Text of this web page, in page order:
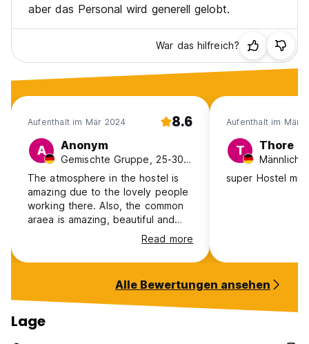
aber das Personal wird generell gelobt.
War das hilfreich?
Aufenthalt im Mär 2024 8.6
A Anonym
Gemischte Gruppe, 25-30, Deutschland
The atmosphere in the hostel is
amazing due to the lovely people
working there. Also, the common
araea is amazing, beautiful and
cozy. Internat is very good and
was clean and hot, the toilet could
Read more
Aufenthalt im Mär
T Thore
super Hostel mit
Alle Bewertungen ansehen
Lage